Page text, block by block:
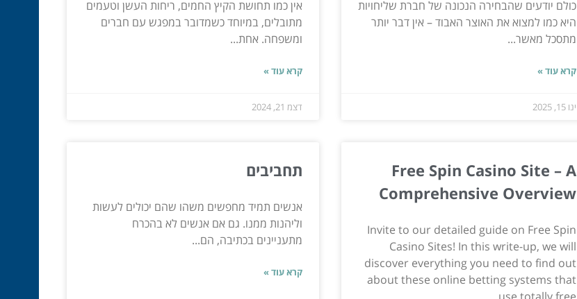
כולם יודעים שהבחירה הנכונה של חברת שליחויות
היא כמו למצוא את האוצר האבוד – אין דבר יותר
מתסכל מאשר...
קרא עוד »
ינו 15, 2025
אין כמו תחושת הקיץ החמים, ריחות העשן וטעמים
מתובלים, במיוחד כשמדובר במפגש עם חברים
ומשפחה. אחת...
קרא עוד »
דצמ 21, 2024
Free Spin Casino Site – A
Comprehensive Overview
Invite to our detailed guide on Free Spin
Casino Sites! In this write-up, we will
discover everything you need to find out
about these online betting systems that
תחביבים
אנשים תמיד מחפשים משהו שהם יכולים לעשות
וליהנות ממנו. גם אם אנשים לא בהכרח
מתעניינים בכתיבה, הם...
קרא עוד »